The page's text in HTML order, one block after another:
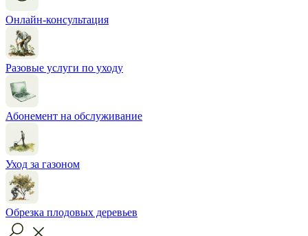
Онлайн-консультация
Разовые услуги по уходу
Абонемент на обслуживание
Уход за газоном
Обрезка плодовых деревьев